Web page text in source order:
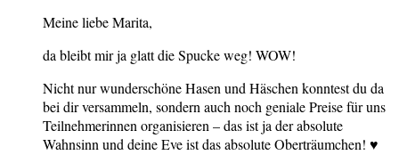
Meine liebe Marita,
da bleibt mir ja glatt die Spucke weg! WOW!
Nicht nur wunderschöne Hasen und Häschen konntest du da
bei dir versammeln, sondern auch noch geniale Preise für uns
Teilnehmerinnen organisieren – das ist ja der absolute
Wahnsinn und deine Eve ist das absolute Oberträumchen! ♥